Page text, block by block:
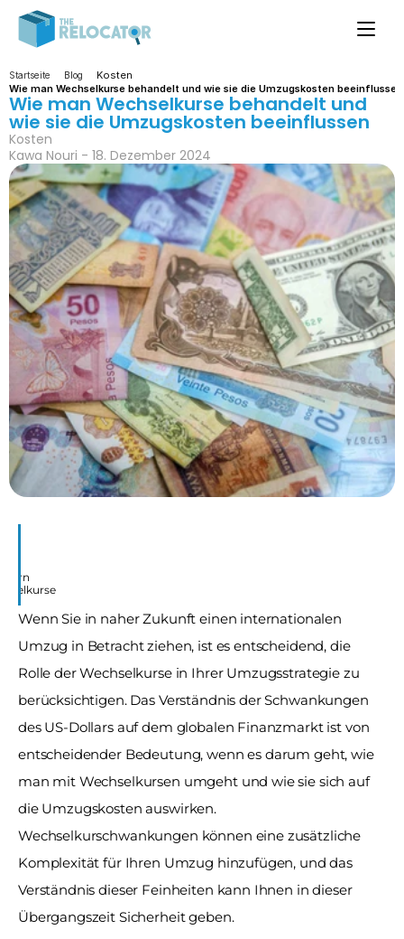
Startseite Blog
Kosten
Wie man Wechselkurse behandelt und wie sie die Umzugskosten beeinflussen
Wie man Wechselkurse behandelt und
wie sie die Umzugskosten beeinflussen
Kosten
Kawa Nouri - 18. Dezember 2024
Wenn Sie in naher Zukunft einen internationalen
Umzug in Betracht ziehen, ist es entscheidend, die
Rolle der Wechselkurse in Ihrer Umzugsstrategie zu
berücksichtigen. Das Verständnis der Schwankungen
des US-Dollars auf dem globalen Finanzmarkt ist von
entscheidender Bedeutung, wenn es darum geht, wie
man mit Wechselkursen umgeht und wie sie sich auf
die Umzugskosten auswirken.
Wechselkurschwankungen können eine zusätzliche
Komplexität für Ihren Umzug hinzufügen, und das
Verständnis dieser Feinheiten kann Ihnen in dieser
Übergangszeit Sicherheit geben.